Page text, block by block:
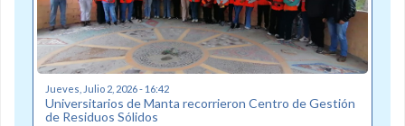
Jueves, Julio 2, 2026 - 16:42
Universitarios de Manta recorrieron Centro de Gestión
de Residuos Sólidos